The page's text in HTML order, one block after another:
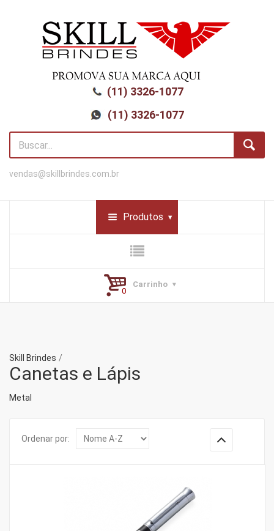
(11) 3326-1077
(11) 3326-1077
vendas@skillbrindes.com.br
Produtos
Carrinho
Skill Brindes
Canetas e Lápis
Metal
Ordenar por: